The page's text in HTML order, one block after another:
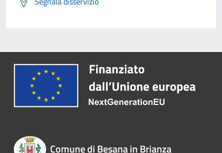
Comune di Besana in Brianza